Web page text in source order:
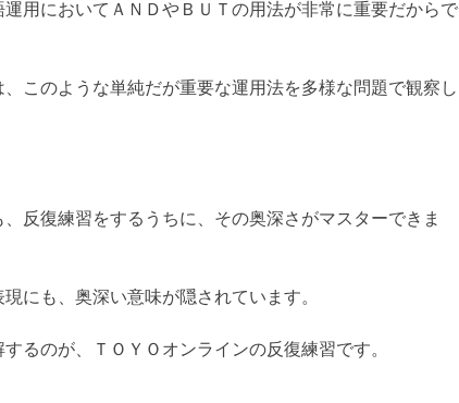
用においてＡＮＤやＢＵＴの用法が非常に重要だからで
、このような単純だが重要な運用法を多様な問題で観察し
反復練習をするうちに、その奥深さがマスターできま
にも、奥深い意味が隠されています。
るのが、ＴＯＹＯオンラインの反復練習です。